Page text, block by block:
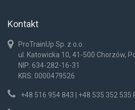
Kontakt
ProTrainUp Sp. z o.o.
ul. Katowicka 10, 41-500 Chorzów,
NIP: 634-282-16-31
KRS: 0000479526
+48 516 954 843 | +48 535 352 535